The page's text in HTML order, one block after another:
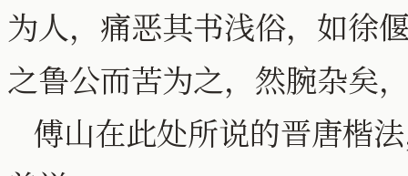
为人，痛恶其书浅俗，如徐
之鲁公而苦为之，然腕杂矣
傅山在此处所说的晋唐楷